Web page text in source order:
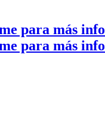
para más
para más